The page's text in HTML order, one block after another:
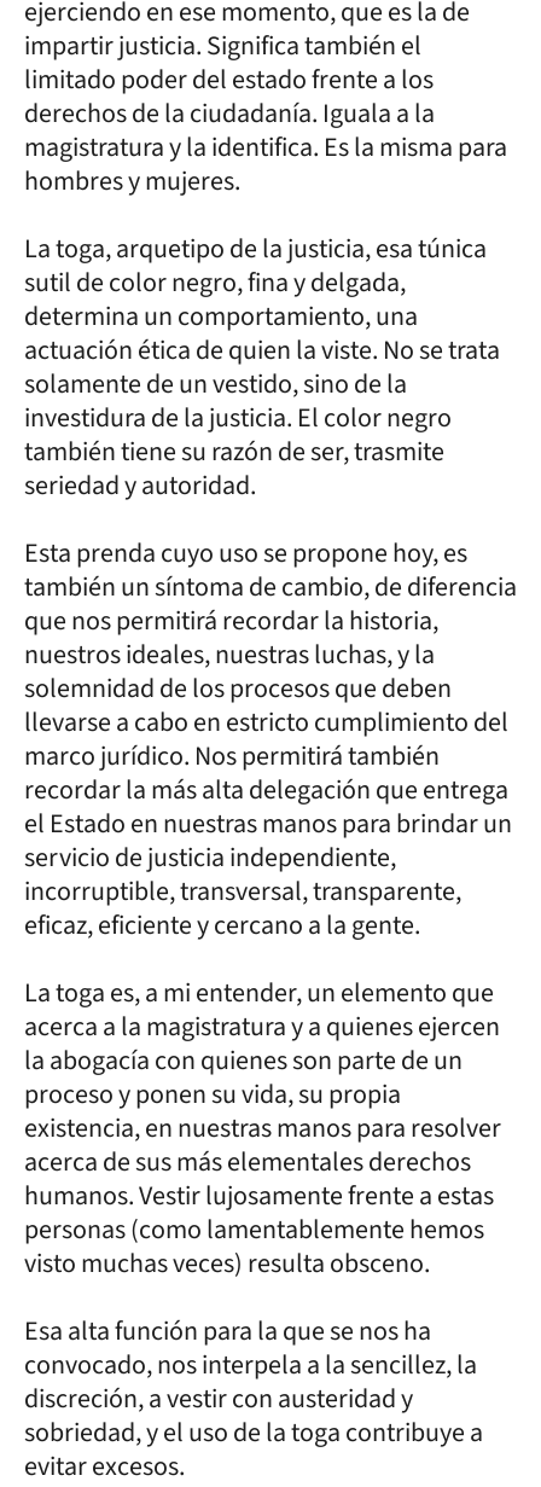
ejerciendo en ese momento, que es la de
impartir justicia. Significa también el
limitado poder del estado frente a los
derechos de la ciudadanía. Iguala a la
magistratura y la identifica. Es la misma para
hombres y mujeres.
La toga, arquetipo de la justicia, esa túnica
sutil de color negro, fina y delgada,
determina un comportamiento, una
actuación ética de quien la viste. No se trata
solamente de un vestido, sino de la
investidura de la justicia. El color negro
también tiene su razón de ser, trasmite
seriedad y autoridad.
Esta prenda cuyo uso se propone hoy, es
también un síntoma de cambio, de diferencia
que nos permitirá recordar la historia,
nuestros ideales, nuestras luchas, y la
solemnidad de los procesos que deben
llevarse a cabo en estricto cumplimiento del
marco jurídico. Nos permitirá también
recordar la más alta delegación que entrega
el Estado en nuestras manos para brindar un
servicio de justicia independiente,
incorruptible, transversal, transparente,
eficaz, eficiente y cercano a la gente.
La toga es, a mi entender, un elemento que
acerca a la magistratura y a quienes ejercen
la abogacía con quienes son parte de un
proceso y ponen su vida, su propia
existencia, en nuestras manos para resolver
acerca de sus más elementales derechos
humanos. Vestir lujosamente frente a estas
personas (como lamentablemente hemos
visto muchas veces) resulta obsceno.
Esa alta función para la que se nos ha
convocado, nos interpela a la sencillez, la
discreción, a vestir con austeridad y
sobriedad, y el uso de la toga contribuye a
evitar excesos.